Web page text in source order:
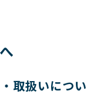
取扱いについ